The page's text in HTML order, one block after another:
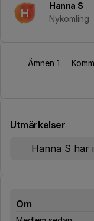
H
Hanna S
Nykomling
Ämnen 1
Utmärkelser
Hanna S
Om